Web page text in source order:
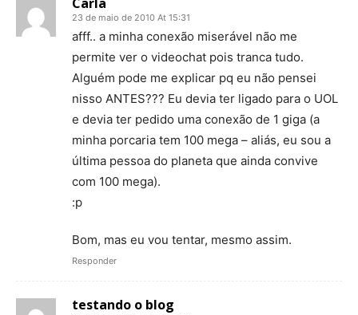
23 de maio de 2010 At 15:31
afff.. a minha conexão miserável não me
permite ver o videochat pois tranca tudo.
Alguém pode me explicar pq eu não pensei
nisso ANTES??? Eu devia ter ligado para o UOL
e devia ter pedido uma conexão de 1 giga (a
minha porcaria tem 100 mega – aliás, eu sou a
última pessoa do planeta que ainda convive
com 100 mega).
:p
Bom, mas eu vou tentar, mesmo assim.
Responder
testando o blog